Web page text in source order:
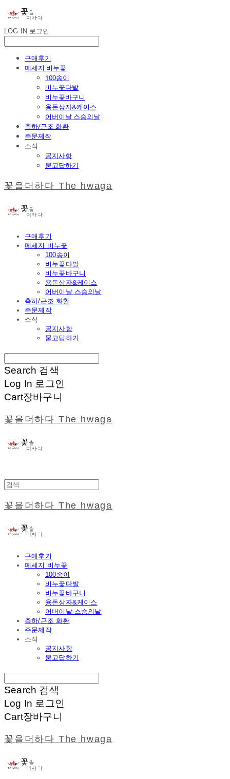
LOG IN 로그인
구매후기
메세지 비누꽃
100송이
비누꽃다발
비누꽃바구니
용돈상자&케이스
어버이날 스승의날
축하/근조 화환
주문제작
소식
공지사항
묻고답하기
꽃을더하다 The hwaga
구매후기
메세지 비누꽃
100송이
비누꽃다발
비누꽃바구니
용돈상자&케이스
어버이날 스승의날
축하/근조 화환
주문제작
소식
공지사항
묻고답하기
Search 검색
Log In 로그인
Cart장바구니
꽃을더하다 The hwaga
꽃을더하다 The hwaga
구매후기
메세지 비누꽃
100송이
비누꽃다발
비누꽃바구니
용돈상자&케이스
어버이날 스승의날
축하/근조 화환
주문제작
소식
공지사항
묻고답하기
Search 검색
Log In 로그인
Cart장바구니
꽃을더하다 The hwaga